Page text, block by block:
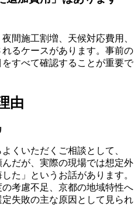
間施工割増、天候対応費用、
るケースがあります。事前の
すべて確認することが重要で
由
くいただくご相談として、
んだが、実際の現場では想定外
た」というお話があります。
考慮不足、京都の地域特性へ
失敗の主な原因として見られ